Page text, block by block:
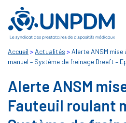
Accueil > Actualités > Alerte ANSM
manuel – Système de freinage Dreeft –
Alerte ANSM
Fauteuil roulant